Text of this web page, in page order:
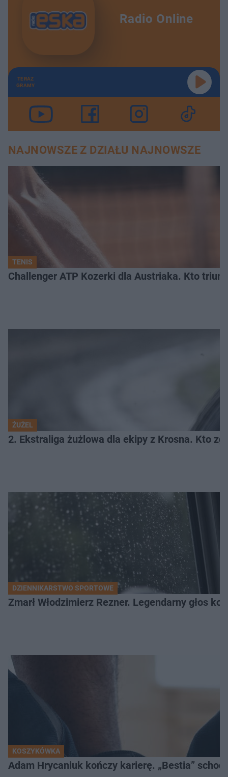
Radio Online
TERAZ
GRAMY
NAJNOWSZE Z DZIAŁU NAJNOWSZE
TENIS
Challenger ATP Kozerki dla Austriaka. Kto
ŻUŻEL
2. Ekstraliga żużlowa dla ekipy z Krosna. Kto
DZIENNIKARSTWO SPORTOWE
Zmarł Włodzimierz Rezner. Legendarny głos
KOSZYKÓWKA
Adam Hrycaniuk kończy karierę. „Bestia”